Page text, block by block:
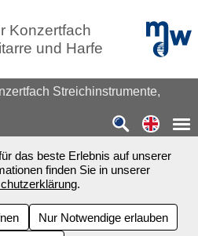
Konzertfach
und Harfe
mdw -
Streichinstrumente,
das beste Erlebnis auf unserer
finden Sie in unserer
.
Nur Notwendige erlauben